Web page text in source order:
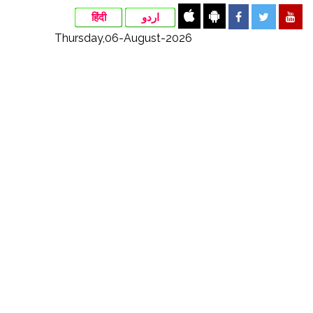
हिंदी اردو
Thursday,06-August-2026